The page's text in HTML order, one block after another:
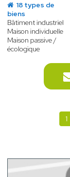
18 types de
biens
Bâtiment industriel
Maison individuelle
Maison passive /
écologique
1